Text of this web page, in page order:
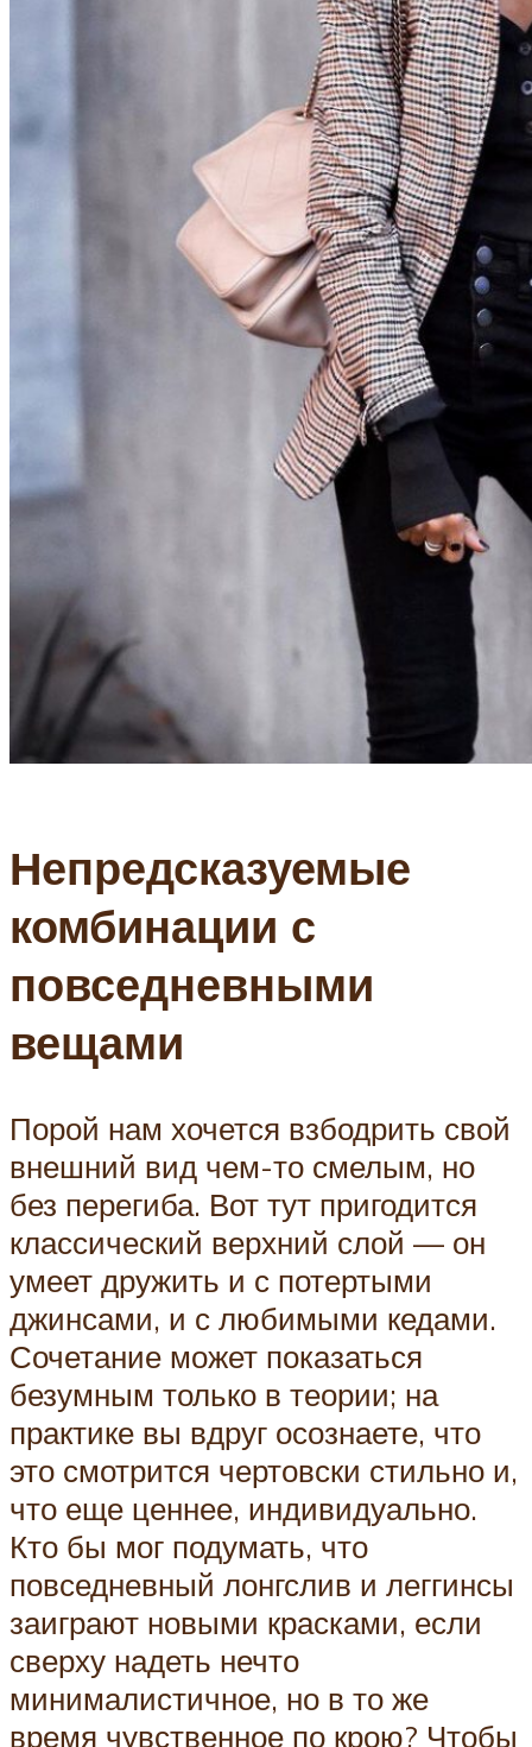
Непредсказуемые
комбинации с
повседневными
вещами
Порой нам хочется взбодрить свой
внешний вид чем-то смелым, но
без перегиба. Вот тут пригодится
классический верхний слой — он
умеет дружить и с потертыми
джинсами, и с любимыми кедами.
Сочетание может показаться
безумным только в теории; на
практике вы вдруг осознаете, что
это смотрится чертовски стильно и,
что еще ценнее, индивидуально.
Кто бы мог подумать, что
повседневный лонгслив и леггинсы
заиграют новыми красками, если
сверху надеть нечто
минималистичное, но в то же
время чувственное по крою? Чтобы